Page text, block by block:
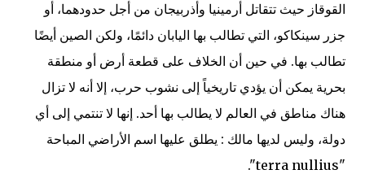
القوقاز حيث تتقاتل أرمينيا وأذربيجان من أجل حدودهما، أو
جزر سينكاكو، التي تطالب بها اليابان دائمًا، ولكن الصين أيضًا
تطالب بها. في حين أن الخلاف على قطعة أرض أو منطقة
بحرية يمكن أن يؤدي تاريخياً إلى نشوب حرب، إلا أنه لا تزال
هناك مناطق في العالم لا يطالب بها أحد. إنها لا تنتمي إلى أي
دولة، وليس لديها مالك : يطلق عليها اسم الأراضي المباحة
"terra nullius".